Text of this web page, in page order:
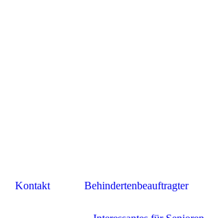
Kontakt Behindertenbeauftragter